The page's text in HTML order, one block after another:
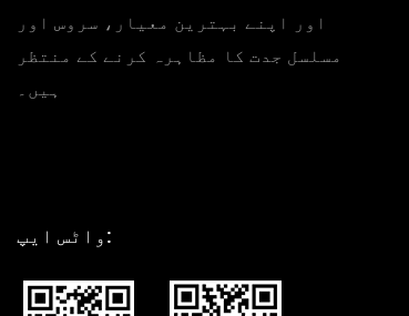
اور اپنے بہترین معیار، سروس اور
مسلسل جدت کا مظاہرہ کرنے کے منتظر
ہیں۔
واٹس ایپ: